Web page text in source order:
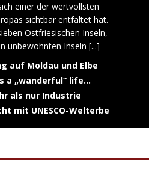
einer der wertvollsten
sichtbar entfaltet hat.
Ostfriesischen Inseln,
unbewohnten Inseln [...]
auf Moldau und Elbe
a „wanderful“ life…
als nur Industrie
mit UNESCO-Welterbe